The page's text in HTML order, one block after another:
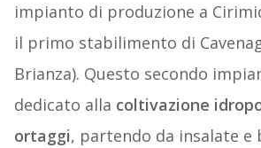
impianto di produzione a
il primo stabilimento di
Brianza). Questo secondo
dedicato alla coltivazione
ortaggi, partendo da insalate e